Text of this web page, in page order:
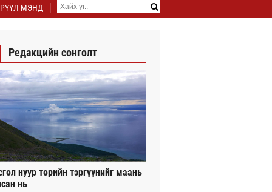
МЭНД
Редакцийн сонголт
нуур төрийн тэргүүнийг маань
нь